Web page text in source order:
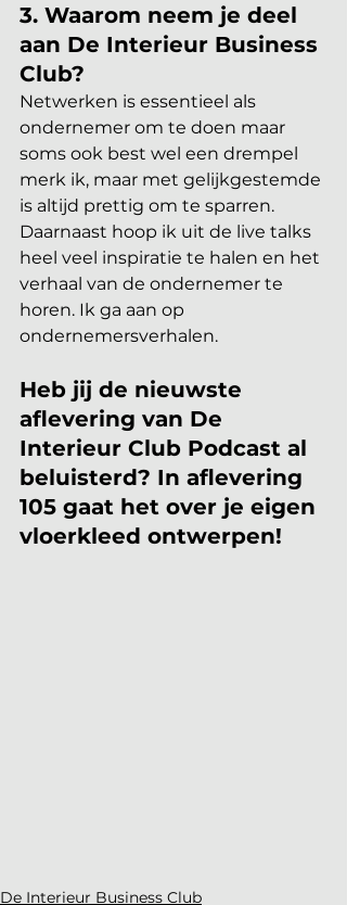
3. Waarom neem je deel
aan De Interieur Business
Club?
Netwerken is essentieel als
ondernemer om te doen maar
soms ook best wel een drempel
merk ik, maar met gelijkgestemde
is altijd prettig om te sparren.
Daarnaast hoop ik uit de live talks
heel veel inspiratie te halen en het
verhaal van de ondernemer te
horen. Ik ga aan op
ondernemersverhalen.
Heb jij de nieuwste
aflevering van De
Interieur Club Podcast al
beluisterd? In aflevering
105 gaat het over je eigen
vloerkleed ontwerpen!
De Interieur Business Club